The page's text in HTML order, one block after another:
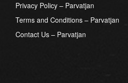
Privacy Policy – Parvatjan
Terms and Conditions – Parvatjan
Contact Us – Parvatjan